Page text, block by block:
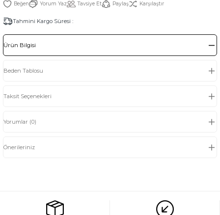
Yorum Yaz Tavsiye Et Paylaş Karşılaştır
Tahmini Kargo Süresi :
Ürün Bilgisi
Beden Tablosu
Taksit Seçenekleri
Yorumlar (0)
Önerileriniz